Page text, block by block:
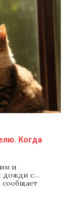
Когда
и
дожди с
сообщает